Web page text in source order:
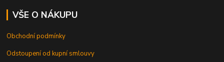
VŠE O NÁKUPU
Obchodní podmínky
Odstoupení od kupní smlouvy